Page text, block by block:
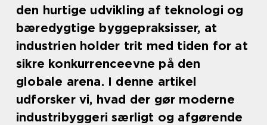
den hurtige udvikling af teknologi og
bæredygtige byggepraksisser, at
industrien holder trit med tiden for at
sikre konkurrenceevne på den
globale arena. I denne artikel
udforsker vi, hvad der gør moderne
industribyggeri særligt og afgørende